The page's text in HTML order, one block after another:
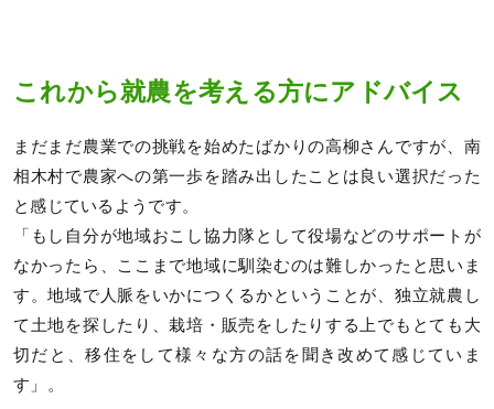
これから就農を考える方にアドバイス
まだまだ農業での挑戦を始めたばかりの高柳さんですが、南
相木村で農家への第一歩を踏み出したことは良い選択だった
と感じているようです。
「もし自分が地域おこし協力隊として役場などのサポートが
なかったら、ここまで地域に馴染むのは難しかったと思いま
す。地域で人脈をいかにつくるかということが、独立就農し
て土地を探したり、栽培・販売をしたりする上でもとても大
切だと、移住をして様々な方の話を聞き改めて感じていま
す」。